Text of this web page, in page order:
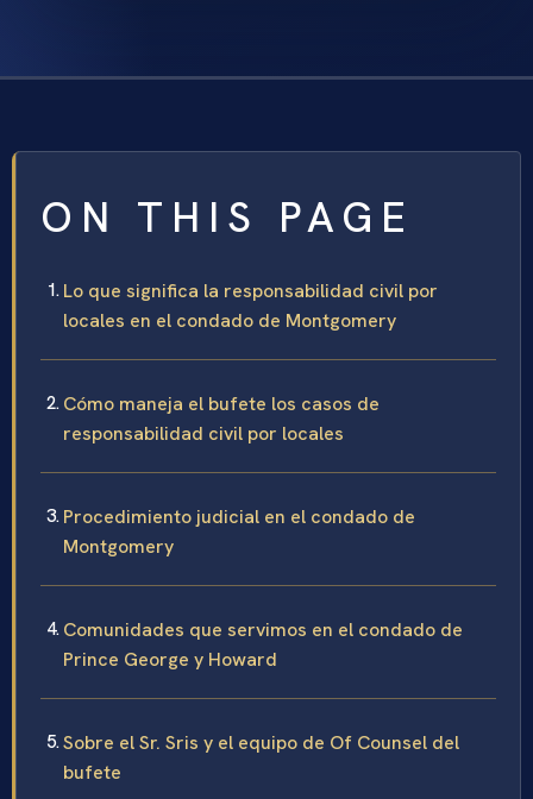
ON THIS PAGE
Lo que significa la responsabilidad civil por
locales en el condado de Montgomery
Cómo maneja el bufete los casos de
responsabilidad civil por locales
Procedimiento judicial en el condado de
Montgomery
Comunidades que servimos en el condado de
Prince George y Howard
Sobre el Sr. Sris y el equipo de Of Counsel del
bufete